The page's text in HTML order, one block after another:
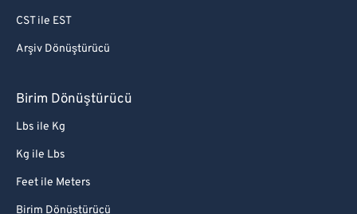
CST ile EST
Arşiv Dönüştürücü
Birim Dönüştürücü
Lbs ile Kg
Kg ile Lbs
Feet ile Meters
Birim Dönüştürücü